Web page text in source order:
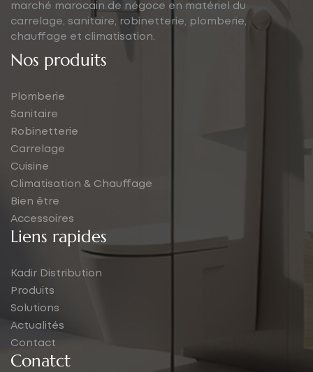
marché marocain de négoce en matériel du
carrelage, sanitaire, robinetterie, plomberie,
chauffage et climatisation.
Nos produits
Plomberie
Sanitaire
Robinetterie
Carrelage
Cuisine
Climatisation & Chauffage
Bien être
Accessoires
Liens rapides
Kadir Distribution
Produits
Solutions
Actualités
Contact
Conatct